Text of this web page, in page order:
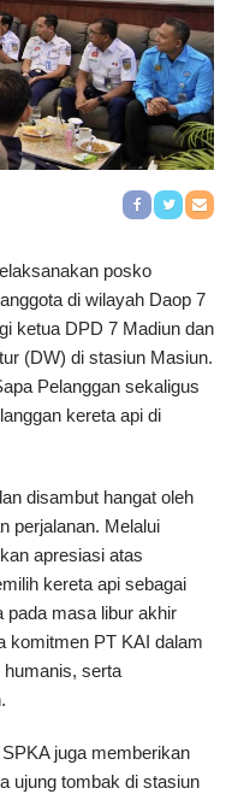
posko
di wilayah Daop 7
ketua DPD 7 Madiun dan
(DW) di stasiun Masiun.
Pelanggan sekaligus
kereta api di
disambut hangat oleh
perjalanan. Melalui
apresiasi atas
kereta api sebagai
pada masa libur akhir
komitmen PT KAI dalam
humanis, serta
juga memberikan
ujung tombak di stasiun